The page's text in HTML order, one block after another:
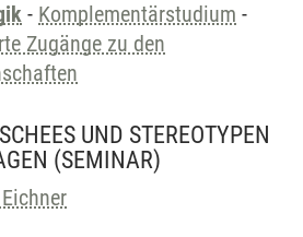
- Komplementärstudium -
Zugänge zu den
UND STEREOTYPEN
(SEMINAR)